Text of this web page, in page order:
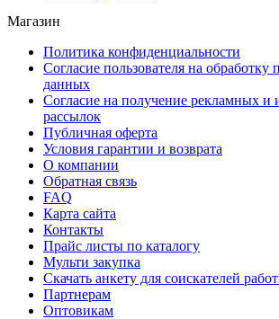
Магазин
Политика конфиденциальности
Согласие пользователя на обработку
данных
Согласие на получение рекламных
рассылок
Публичная оферта
Условия гарантии и возврата
О компании
Обратная связь
FAQ
Карта сайта
Контакты
Прайс листы по каталогу
Мульти закупка
Скачать анкету для соискателей
Партнерам
Оптовикам